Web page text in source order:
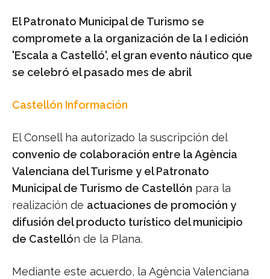
El Patronato Municipal de Turismo se
compromete a la organización de la I edición
'Escala a Castelló', el gran evento náutico que
se celebró el pasado mes de abril
Castellón Información
El Consell ha autorizado la suscripción del
convenio de colaboración entre la Agència
Valenciana del Turisme y el Patronato
Municipal de Turismo de Castellón para la
realización de actuaciones de promoción y
difusión del producto turístico del municipio
de Castellón de la Plana.
Mediante este acuerdo, la Agència Valenciana